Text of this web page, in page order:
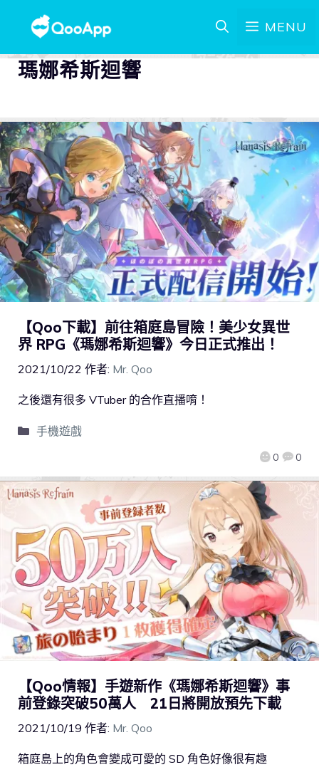
MENU
瑪娜希斯迴響
【Qoo下載】前往箱庭島冒險！美少女異世
界 RPG《瑪娜希斯迴響》今日正式推出！
2021/10/22 作者: Mr. Qoo
0 0
之後還有很多 VTuber 的合作直播唷！
手機遊戲
【Qoo情報】手遊新作《瑪娜希斯迴響》事
前登錄突破50萬人 21日將開放預先下載
2021/10/19 作者: Mr. Qoo
箱庭島上的角色會變成可愛的 SD 角色好像很有趣